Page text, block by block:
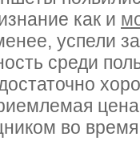
как и
успели
среди
во